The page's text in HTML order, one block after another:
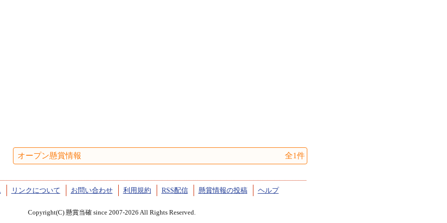
オープン懸賞情報 全1件
リンクについて お問い合わせ 利用規約 RSS配信 懸賞情報の投稿 ヘルプ
Copyright(C) 懸賞当確 since 2007-2026 All Rights Reserved.